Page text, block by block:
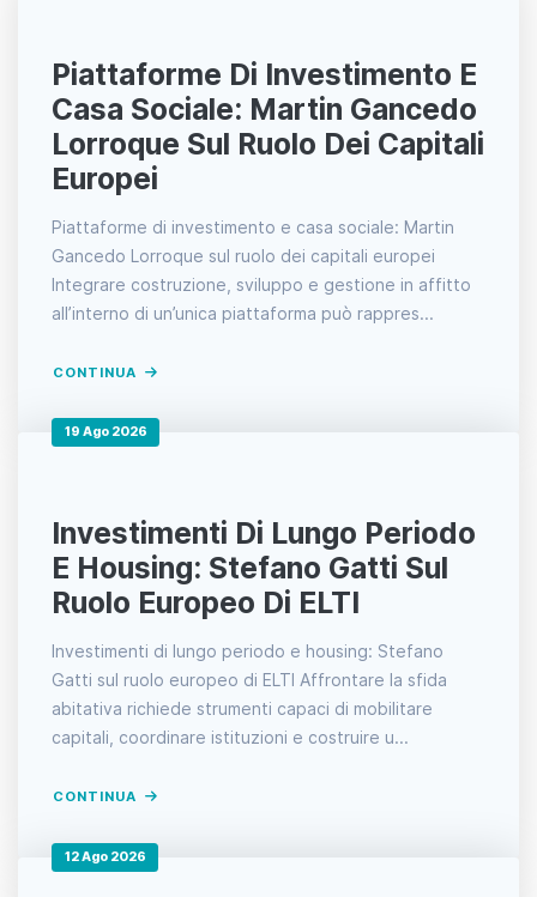
Piattaforme Di Investimento E
Casa Sociale: Martin Gancedo
Lorroque Sul Ruolo Dei Capitali
Europei
Piattaforme di investimento e casa sociale: Martin
Gancedo Lorroque sul ruolo dei capitali europei
Integrare costruzione, sviluppo e gestione in affitto
all’interno di un’unica piattaforma può rappres...
CONTINUA
19 Ago 2026
Investimenti Di Lungo Periodo
E Housing: Stefano Gatti Sul
Ruolo Europeo Di ELTI
Investimenti di lungo periodo e housing: Stefano
Gatti sul ruolo europeo di ELTI Affrontare la sfida
abitativa richiede strumenti capaci di mobilitare
capitali, coordinare istituzioni e costruire u...
CONTINUA
12 Ago 2026